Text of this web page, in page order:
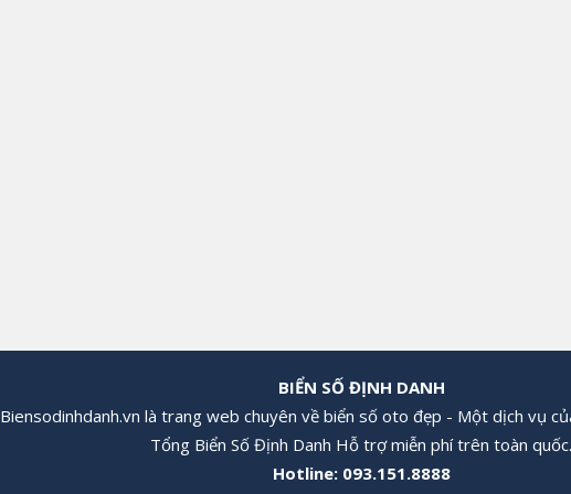
BIỂN SỐ ĐỊNH DANH
Biensodinhdanh.vn là trang web chuyên về biển số oto đẹp - Một dịch vụ
Tổng Biển Số Định Danh Hỗ trợ miễn phí trên toàn quốc.
Hotline: 093.151.8888